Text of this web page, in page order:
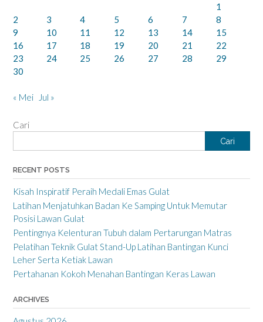
1
2
3 4 5 6 7
8
9
10 11 12 13 14
15
16
17 18 19 20 21
22
23
24 25 26 27 28
29
30
« Mei Jul »
Cari
Cari
RECENT POSTS
Kisah Inspiratif Peraih Medali Emas Gulat
Latihan Menjatuhkan Badan Ke Samping Untuk Memutar
Posisi Lawan Gulat
Pentingnya Kelenturan Tubuh dalam Pertarungan Matras
Pelatihan Teknik Gulat Stand-Up Latihan Bantingan Kunci
Leher Serta Ketiak Lawan
Pertahanan Kokoh Menahan Bantingan Keras Lawan
ARCHIVES